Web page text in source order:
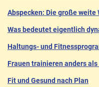
Abspecken: Die große weite
Was bedeutet eigentlich
Haltungs- und
Frauen trainieren anders als
Fit und Gesund nach Plan